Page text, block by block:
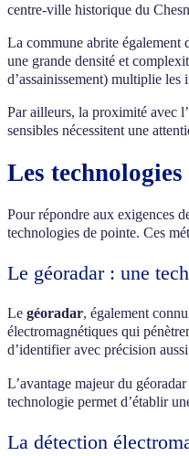
centre-ville historique du
La commune abrite également
une grande densité et
d’assainissement) multiplie
Par ailleurs, la proximité avec
sensibles nécessitent une
Les
Pour répondre aux exigences
technologies de pointe. Ces
Le géoradar : une
Le géoradar, également
électromagnétiques qui
d’identifier avec précision
L’avantage majeur du
technologie permet d’établir
La détection